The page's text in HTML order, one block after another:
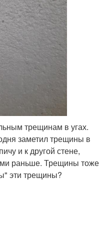
трещинам в угах.
заметил трещины в
и к другой стене,
раньше. Трещины тоже
эти трещины?